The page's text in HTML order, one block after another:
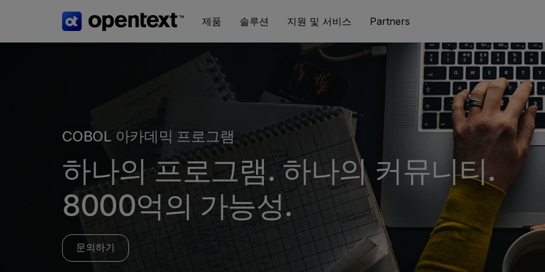
제품 솔루션 지원 및 서비스 Partners
COBOL 아카데믹 프로그램
하나의 프로그램. 하나의 커뮤니티.
8000억의 가능성.
문의하기